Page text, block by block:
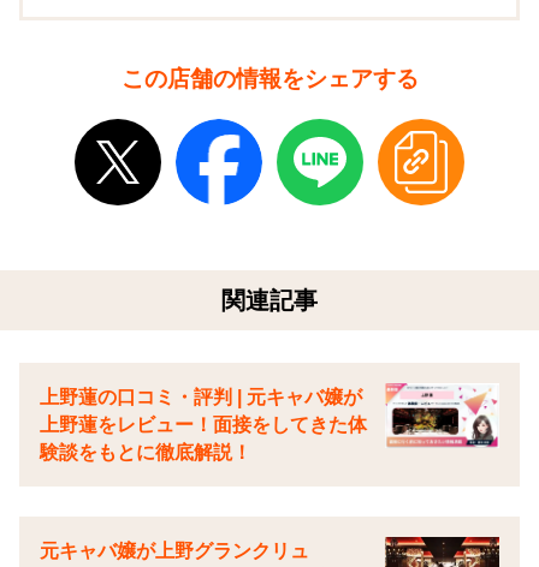
この店舗の情報をシェアする
関連記事
上野蓮の口コミ・評判 | 元キャバ嬢が
上野蓮をレビュー！面接をしてきた体
験談をもとに徹底解説！
元キャバ嬢が上野グランクリュ